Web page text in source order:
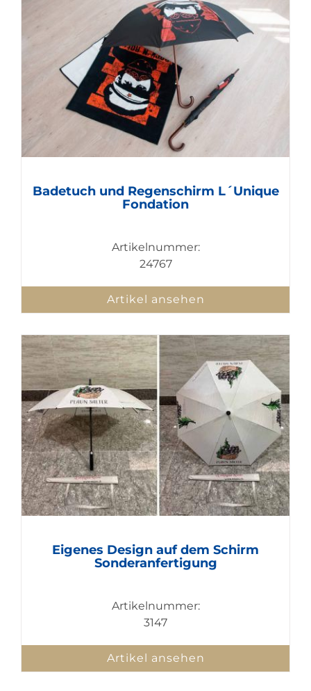
Badetuch und Regenschirm L´Unique
Fondation
Artikelnummer:
24767
Artikel ansehen
Eigenes Design auf dem Schirm
Sonderanfertigung
Artikelnummer:
3147
Artikel ansehen